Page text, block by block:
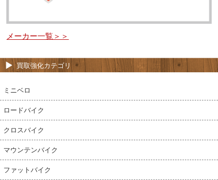
メーカー一覧＞＞
買取強化カテゴリ
ミニベロ
ロードバイク
クロスバイク
マウンテンバイク
ファットバイク